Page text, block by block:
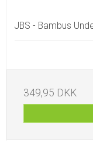
JBS - Bambus
349,95 DKK